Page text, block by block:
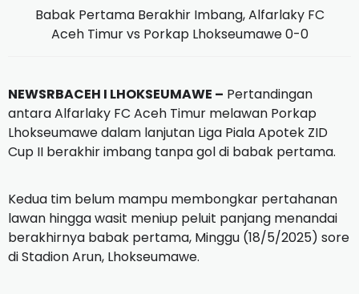
Babak Pertama Berakhir Imbang, Alfarlaky FC
Aceh Timur vs Porkap Lhokseumawe 0-0
NEWSRBACEH I LHOKSEUMAWE – Pertandingan
antara Alfarlaky FC Aceh Timur melawan Porkap
Lhokseumawe dalam lanjutan Liga Piala Apotek ZID
Cup II berakhir imbang tanpa gol di babak pertama.
Kedua tim belum mampu membongkar pertahanan
lawan hingga wasit meniup peluit panjang menandai
berakhirnya babak pertama, Minggu (18/5/2025) sore
di Stadion Arun, Lhokseumawe.